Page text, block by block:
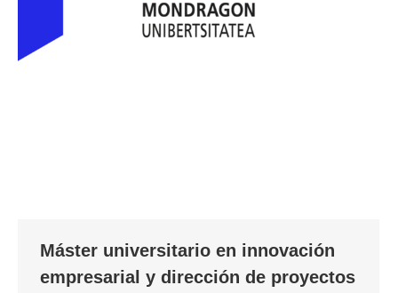
Máster universitario en innovación
empresarial y dirección de proyectos